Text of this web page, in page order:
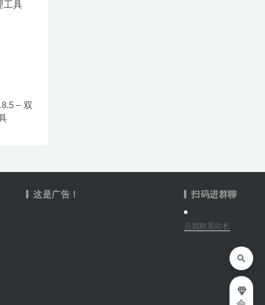
– 双
这是广告！ 扫码进群聊
点我联系站长